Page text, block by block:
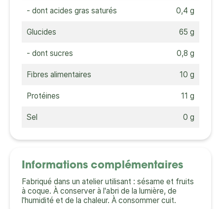
- dont acides gras saturés 0,4 g
Glucides 65 g
- dont sucres 0,8 g
Fibres alimentaires 10 g
Protéines 11 g
Sel 0 g
Informations complémentaires
Fabriqué dans un atelier utilisant : sésame et fruits
à coque. À conserver à l'abri de la lumière, de
l'humidité et de la chaleur. À consommer cuit.